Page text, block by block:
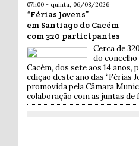
07h00 - quinta, 06/08/2026
“Férias Jovens”
em Santiago do Cacém
com 320 participantes
Cerca de
do
Cacém, dos sete aos 14 anos,
edição deste ano das “Férias
promovida pela Câmara
colaboração com as juntas de